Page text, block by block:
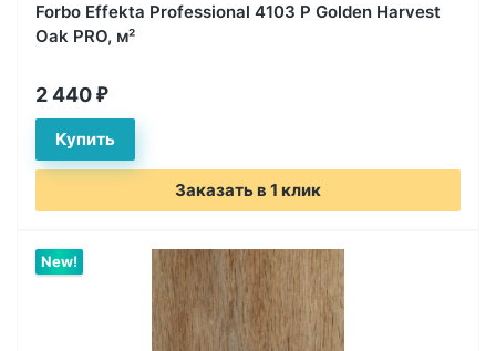
Forbo Effekta Professional 4103 P Golden Harvest
Oak PRO, м²
2 440 ₽
Заказать в 1 клик
New!